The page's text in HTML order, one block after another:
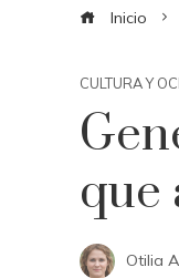
Inicio
CULTURA Y
que
Otilia